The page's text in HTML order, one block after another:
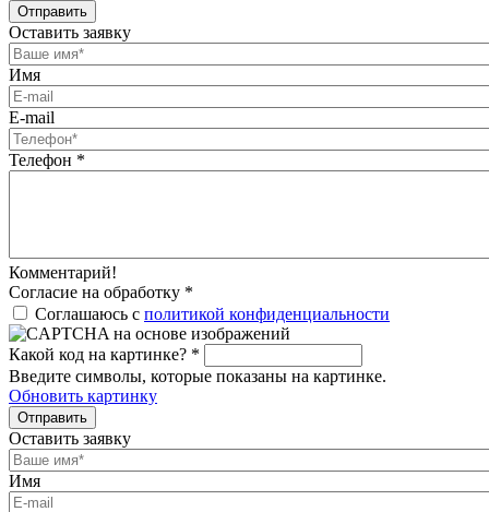
Отправить
Оставить заявку
Имя
E-mail
Телефон *
Комментарий!
Согласие на обработку *
Соглашаюсь с политикой конфиденциальности
Какой код на картинке? *
Введите символы, которые показаны на картинке.
Обновить картинку
Отправить
Оставить заявку
Имя